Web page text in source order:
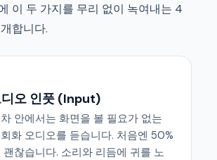
이 두 가지를 무리 없이 녹여내는 4
합니다.
디오 인풋 (Input)
안에서는 화면을 볼 필요가 없는
화 오디오를 듣습니다. 처음엔 50%
괜찮습니다. 소리와 리듬에 귀를 노